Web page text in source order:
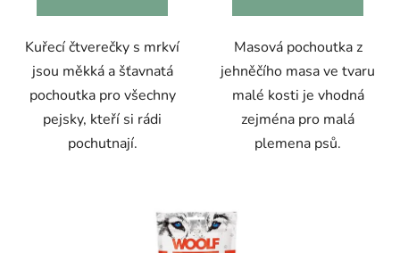
Kuřecí čtverečky s mrkví
jsou měkká a šťavnatá
pochoutka pro všechny
pejsky, kteří si rádi
pochutnají.
Masová pochoutka z
jehněčího masa ve tvaru
malé kosti je vhodná
zejména pro malá
plemena psů.